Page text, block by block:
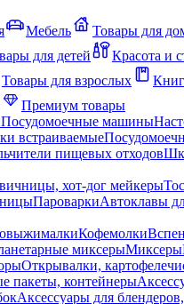
Мебель Товары для
для детей Красота и
Товары для взрослых
Премиум товары
Посудомоечные машины
встраиваемые
пищевых отходов
хот-дог мейкеры
ПароваркиАвтоклавы
Кофемолки
миксерыМиксеры
Открывалки,
пакеты, контейнеры
Аксессуары для